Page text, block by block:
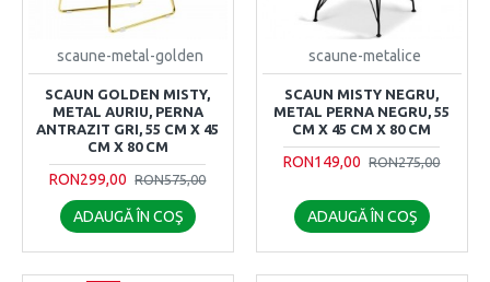
scaune-metal-golden
SCAUN GOLDEN MISTY,
METAL AURIU, PERNA
ANTRAZIT GRI, 55 CM X 45
CM X 80 CM
RON299,00 RON575,00
ADAUGĂ ÎN COŞ
scaune-metalice
SCAUN MISTY NEGRU,
METAL PERNA NEGRU, 55
CM X 45 CM X 80 CM
RON149,00 RON275,00
ADAUGĂ ÎN COŞ